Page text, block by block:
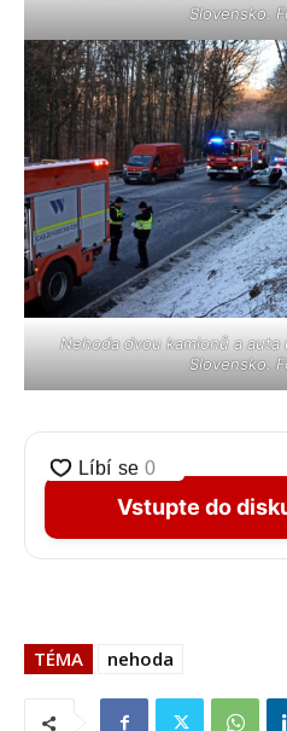
Slovensko.
Nehoda dvou kamionů a
Slovensko.
Vstupte do
TÉMA nehoda